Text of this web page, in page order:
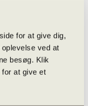
for at give dig,
ved at
besøg. Klik
at give et